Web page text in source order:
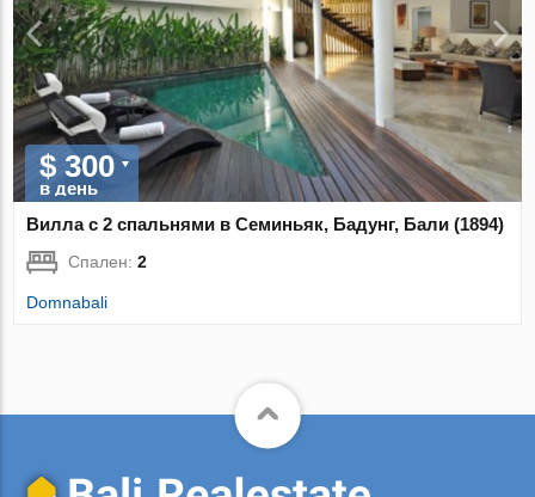
$ 300
в день
Вилла с 2 спальнями в Семиньяк, Бадунг, Бали (1894)
Спален:2
Domnabali